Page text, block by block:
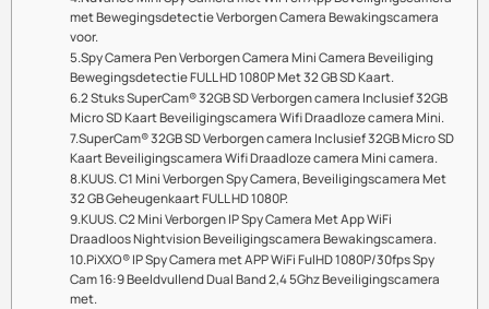
met Bewegingsdetectie Verborgen Camera Bewakingscamera
voor.
5.Spy Camera Pen Verborgen Camera Mini Camera Beveiliging
Bewegingsdetectie FULL HD 1080P Met 32 GB SD Kaart.
6.2 Stuks SuperCam® 32GB SD Verborgen camera Inclusief 32GB
Micro SD Kaart Beveiligingscamera Wifi Draadloze camera Mini.
7.SuperCam® 32GB SD Verborgen camera Inclusief 32GB Micro SD
Kaart Beveiligingscamera Wifi Draadloze camera Mini camera.
8.KUUS. C1 Mini Verborgen Spy Camera, Beveiligingscamera Met
32 GB Geheugenkaart FULL HD 1080P.
9.KUUS. C2 Mini Verborgen IP Spy Camera Met App WiFi
Draadloos Nightvision Beveiligingscamera Bewakingscamera.
10.PiXXO® IP Spy Camera met APP WiFi FulHD 1080P/30fps Spy
Cam 16:9 Beeldvullend Dual Band 2,4 5Ghz Beveiligingscamera
met.